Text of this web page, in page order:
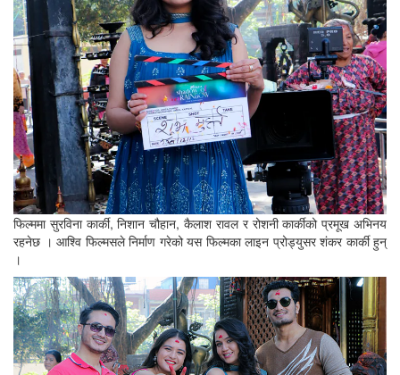
फिल्ममा सुरविना कार्की, निशान चौहान, कैलाश रावल र रोशनी कार्कीको प्रमूख अभिनय
रहनेछ । आश्वि फिल्मसले निर्माण गरेको यस फिल्मका लाइन प्रोड्युसर शंकर कार्की हुन्
।